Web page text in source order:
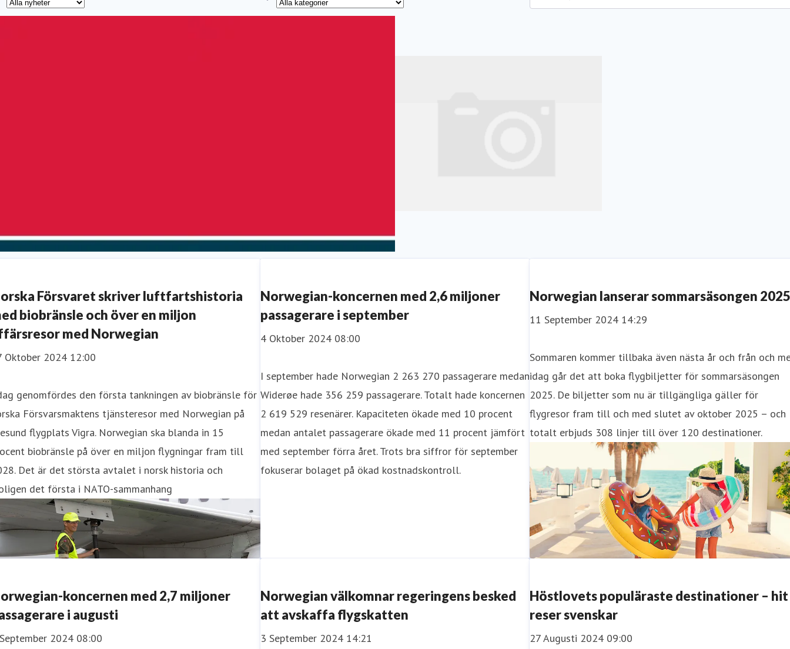
Försvaret skriver luftfartshistoria
biobränsle och över en miljon
med Norwegian
Oktober 2024 12:00
genomfördes den första tankningen av biobränsle för
Försvarsmaktens tjänsteresor med Norwegian på
flygplats Vigra. Norwegian ska blanda in 15
biobränsle på över en miljon flygningar fram till
Det är det största avtalet i norsk historia och
det första i NATO-sammanhang
Norwegian-koncernen med 2,6 miljoner
passagerare i september
4 Oktober 2024 08:00
I september hade Norwegian 2 263 270 passagerare medan
Widerøe hade 356 259 passagerare. Totalt hade koncernen
2 619 529 resenärer. Kapaciteten ökade med 10 procent
medan antalet passagerare ökade med 11 procent jämfört
med september förra året. Trots bra siffror för september
fokuserar bolaget på ökad kostnadskontroll.
Norwegian lanserar sommarsäsongen
11 September 2024 14:29
Sommaren kommer tillbaka även nästa år och från och
idag går det att boka flygbiljetter för sommarsäsongen
2025. De biljetter som nu är tillgängliga gäller för
flygresor fram till och med slutet av oktober 2025 – och
totalt erbjuds 308 linjer till över 120 destinationer.
koncernen med 2,7 miljoner
i augusti
2024 08:00
Norwegian välkomnar regeringens besked
att avskaffa flygskatten
3 September 2024 14:21
Höstlovets populäraste destinationer – hit
reser svenskar
27 Augusti 2024 09:00